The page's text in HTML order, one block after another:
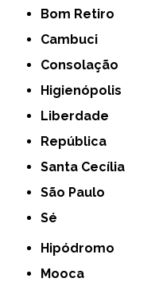
Bom Retiro
Cambuci
Consolação
Higienópolis
Liberdade
República
Santa Cecília
São Paulo
Sé
Hipódromo
Mooca